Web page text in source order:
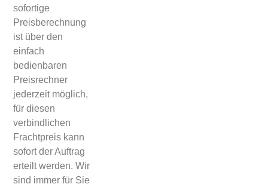
sofortige
Preisberechnung
ist über den
einfach
bedienbaren
Preisrechner
jederzeit möglich,
für diesen
verbindlichen
Frachtpreis kann
sofort der Auftrag
erteilt werden. Wir
sind immer für Sie